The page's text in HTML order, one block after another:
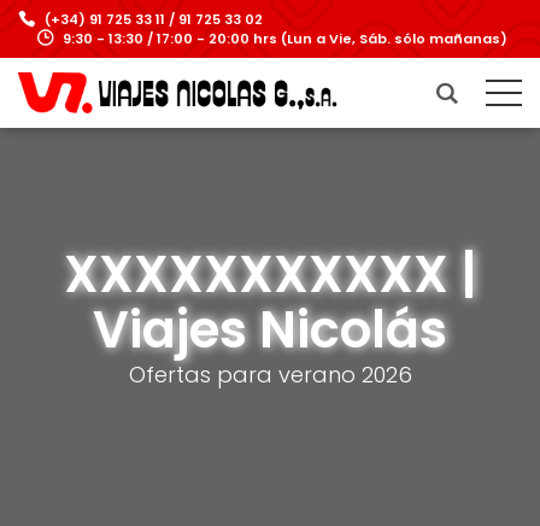
(+34) 91 725 33 11 / 91 725 33 02
9:30 - 13:30 / 17:00 - 20:00 hrs (Lun a Vie, Sáb. sólo mañanas)
XXXXXXXXXXX |
Viajes Nicolás
Ofertas para verano 2026